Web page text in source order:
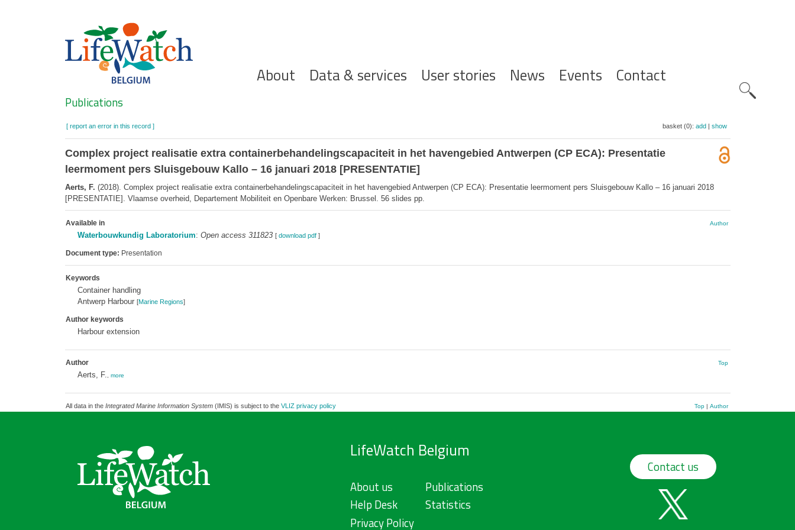
Hoofdnavigatie
About Data & services User stories News Events Contact
Search
Publications
[ report an error in this record ] basket (0): add| show
Complex project realisatie extra containerbehandelingscapaciteit in het havengebied Antwerpen (CP ECA): Presentatie
leermoment pers Sluisgebouw Kallo – 16 januari 2018 [PRESENTATIE]
Aerts, F. (2018). Complex project realisatie extra containerbehandelingscapaciteit in het havengebied Antwerpen (CP ECA): Presentatie leermoment pers Sluisgebouw Kallo – 16 januari 2018
[PRESENTATIE]. Vlaamse overheid, Departement Mobiliteit en Openbare Werken: Brussel. 56 slides pp.
Available in Author
Waterbouwkundig Laboratorium: Open access 311823 [ download pdf]
Document type: Presentation
Keywords
Container handling
Antwerp Harbour [Marine Regions]
Author keywords
Harbour extension
Author Top
Aerts, F. more
All data in the Integrated Marine Information System(IMIS) is subject to the VLIZ privacy policy Top| Author
LifeWatch Belgium
About us
Help Desk
Privacy Policy
Publications
Statistics
Contact us